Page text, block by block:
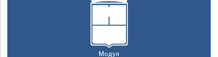
Модул